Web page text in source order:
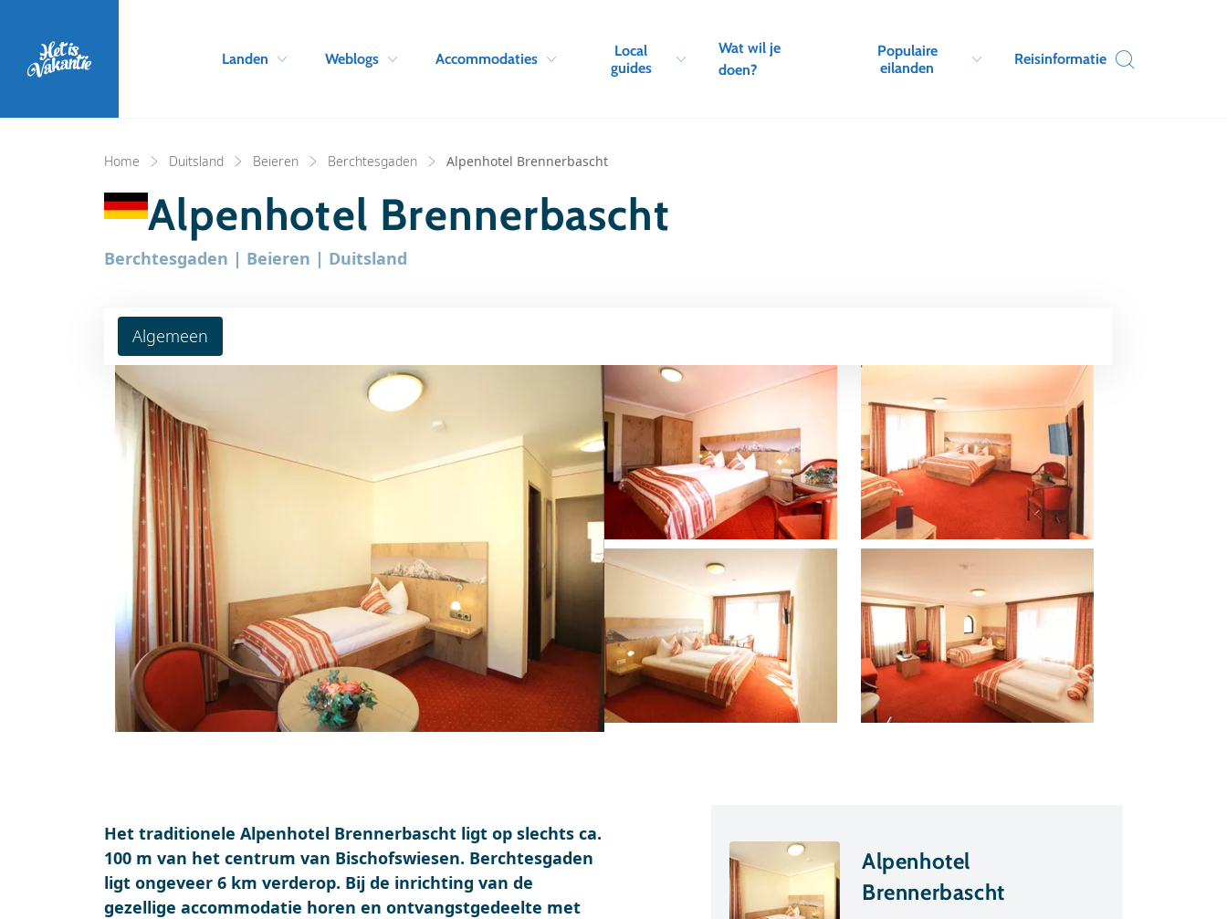
Landen Weblogs Accommodaties
Local
guides
Wat wil je
doen?
Populaire
eilanden
Reisinformatie
Home Duitsland Beieren Berchtesgaden Alpenhotel Brennerbascht
Alpenhotel Brennerbascht
Berchtesgaden | Beieren | Duitsland
Algemeen
Het traditionele Alpenhotel Brennerbascht ligt op slechts ca.
100 m van het centrum van Bischofswiesen. Berchtesgaden
ligt ongeveer 6 km verderop. Bij de inrichting van de
gezellige accommodatie horen en ontvangstgedeelte met
Alpenhotel
Brennerbascht